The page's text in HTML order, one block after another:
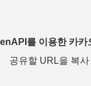
를 이용한 카카
공유할 URL을 복